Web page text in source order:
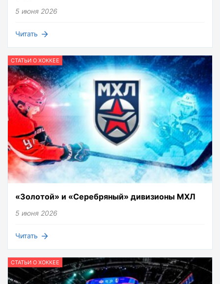
5 июня 2026
Читать
СТАТЬИ О ХОККЕЕ
«Золотой» и «Серебряный» дивизионы МХЛ
5 июня 2026
Читать
СТАТЬИ О ХОККЕЕ